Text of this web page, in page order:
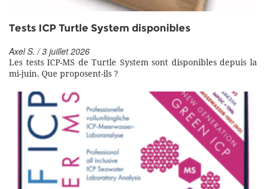
Tests ICP Turtle System disponibles
Axel S. / 3 juillet 2026
Les tests ICP-MS de Turtle System sont disponibles depuis la
mi-juin. Que proposent-ils ?